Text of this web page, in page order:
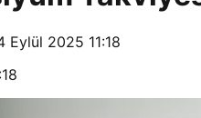
Eylül 2025 11:18